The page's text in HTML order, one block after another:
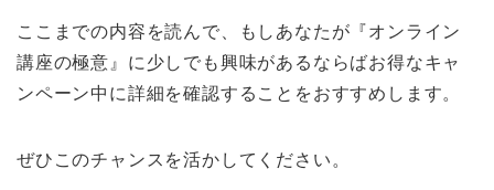
ここまでの内容を読んで、もしあなたが『オンライン
講座の極意』に少しでも興味があるならばお得なキャ
ンペーン中に詳細を確認することをおすすめします。
ぜひこのチャンスを活かしてください。